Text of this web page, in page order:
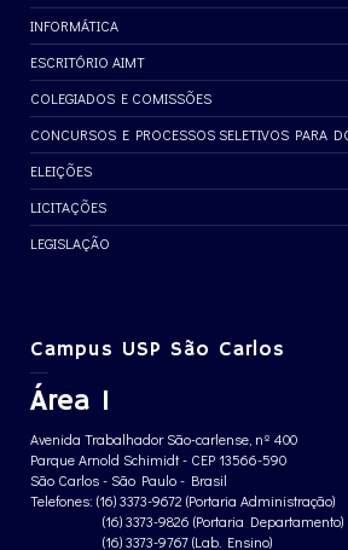
INFORMÁTICA
ESCRITÓRIO AIMT
COLEGIADOS E COMISSÕES
CONCURSOS E PROCESSOS SELETIVOS PARA
ELEIÇÕES
LICITAÇÕES
LEGISLAÇÃO
Campus USP São Carlos
Área 1
Avenida Trabalhador São-carlense, nº 400
Parque Arnold Schimidt - CEP 13566-590
São Carlos - São Paulo - Brasil
Telefones: (16) 3373-9672 (Portaria Administração)
(16) 3373-9826 (Portaria Departamento)
(16) 3373-9767 (Lab. Ensino)